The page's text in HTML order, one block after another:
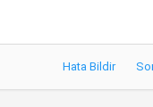
Hata Bildir